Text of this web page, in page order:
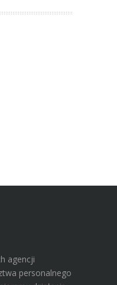
agencji
personalnego